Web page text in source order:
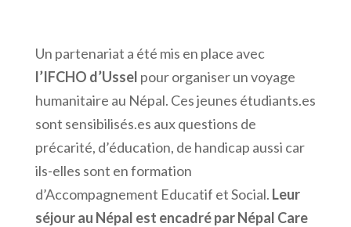
Un partenariat a été mis en place avec
l’IFCHO d’Ussel pour organiser un voyage
humanitaire au Népal. Ces jeunes étudiants.es
sont sensibilisés.es aux questions de
précarité, d’éducation, de handicap aussi car
ils-elles sont en formation
d’Accompagnement Educatif et Social. Leur
séjour au Népal est encadré par Népal Care